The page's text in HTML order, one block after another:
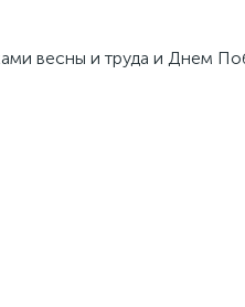
весны и труда и Днем